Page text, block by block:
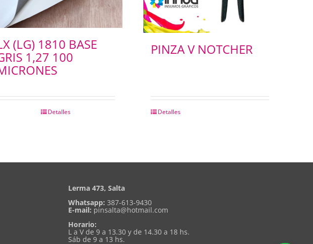
(LG) 1810 BASE
1,27 100
Detalles
PINZA V NOTCHER
Detalles
Lerma 473, Salta
Whatsapp: 387-613-9430
E-mail: pinsalta@hotmail.com
Horario:
L a V de 9 a 13.30 y de 14.30 a 18 hs.
Sáb de 9 a 13 hs.